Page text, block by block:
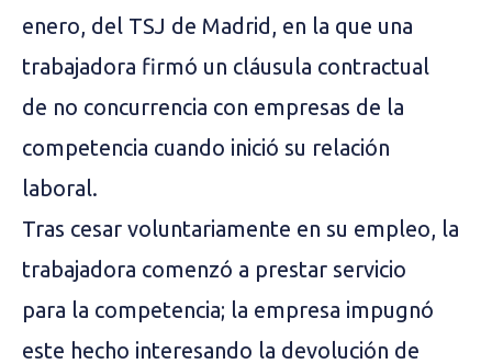
enero, del TSJ de Madrid, en la que una
trabajadora firmó un cláusula contractual
de no concurrencia con empresas de la
competencia cuando inició su relación
laboral.
Tras cesar voluntariamente en su empleo, la
trabajadora comenzó a prestar servicio
para la competencia; la empresa impugnó
este hecho interesando la devolución de